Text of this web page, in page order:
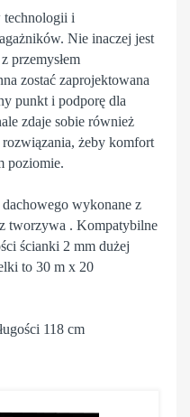
technologii i
Nie inaczej jest
przemysłem
zostać zaprojektowana
punkt i podporę dla
zdaje sobie również
żeby komfort
poziomie.
wykonane z
tworzywa . Kompatybilne
ścianki 2 mm dużej
to 30 m x 20
118 cm